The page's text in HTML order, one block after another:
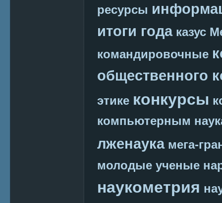
ресурсы
итоги года казус
командировочные
общественного
этике конкурсы
компьютерным
лженаука мега-
молодые ученые
наукометрия